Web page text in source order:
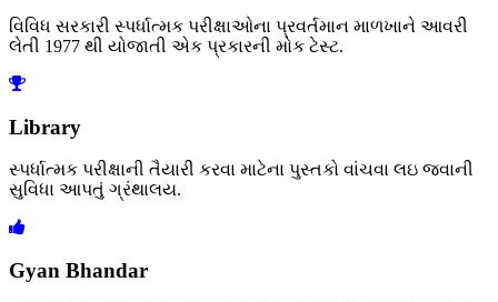
વિવિધ સરકારી સ્પર્ધાત્મક પરીક્ષાઓના પ્રવર્તમાન માળખાને આવરી
લેતી 1977 થી યોજાતી એક પ્રકારની મોક ટેસ્ટ.
Library
સ્પર્ધાત્મક પરીક્ષાની તૈયારી કરવા માટેના પુસ્તકો વાંચવા લઇ જવાની
સુવિધા આપતું ગ્રંથાલય.
Gyan Bhandar